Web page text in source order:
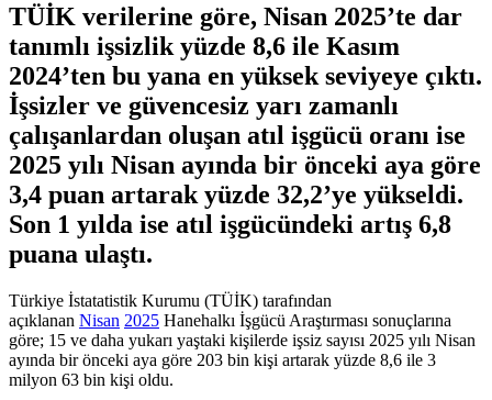
TÜİK verilerine göre, Nisan 2025’te dar
tanımlı işsizlik yüzde 8,6 ile Kasım
2024’ten bu yana en yüksek seviyeye çıktı.
İşsizler ve güvencesiz yarı zamanlı
çalışanlardan oluşan atıl işgücü oranı ise
2025 yılı Nisan ayında bir önceki aya göre
3,4 puan artarak yüzde 32,2’ye yükseldi.
Son 1 yılda ise atıl işgücündeki artış 6,8
puana ulaştı.
Türkiye İstatatistik Kurumu (TÜİK) tarafından
açıklanan Nisan 2025 Hanehalkı İşgücü Araştırması sonuçlarına
göre; 15 ve daha yukarı yaştaki kişilerde işsiz sayısı 2025 yılı Nisan
ayında bir önceki aya göre 203 bin kişi artarak yüzde 8,6 ile 3
milyon 63 bin kişi oldu.